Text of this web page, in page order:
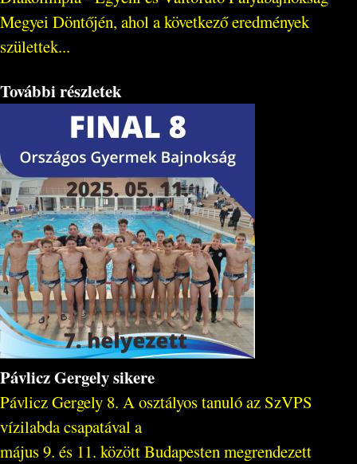
Megyei Döntőjén, ahol a következő eredmények
születtek...
További részletek
Pávlicz Gergely sikere
Pávlicz Gergely 8. A osztályos tanuló az SzVPS
vízilabda csapatával a
május 9. és 11. között Budapesten megrendezett